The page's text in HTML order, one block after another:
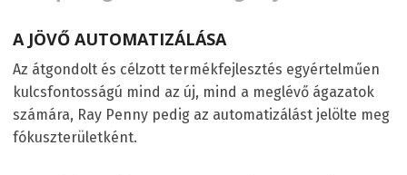
A JÖVŐ AUTOMATIZÁLÁSA
Az átgondolt és célzott termékfejlesztés egyértelműen
kulcsfontosságú mind az új, mind a meglévő ágazatok
számára, Ray Penny pedig az automatizálást jelölte meg
fókuszterületként.